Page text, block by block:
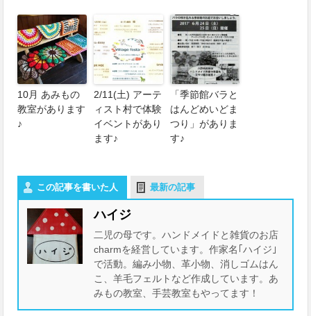
10月 あみもの
教室があります
♪
2/11(土) アーテ
ィスト村で体験
イベントがあり
ます♪
「季節館バラと
はんどめいどま
つり」がありま
す♪
この記事を書いた人 最新の記事
ハイジ
二児の母です。ハンドメイドと雑貨のお店
charmを経営しています。作家名｢ハイジ｣
で活動。編み小物、革小物、消しゴムはん
こ、羊毛フェルトなど作成しています。あ
みもの教室、手芸教室もやってます！